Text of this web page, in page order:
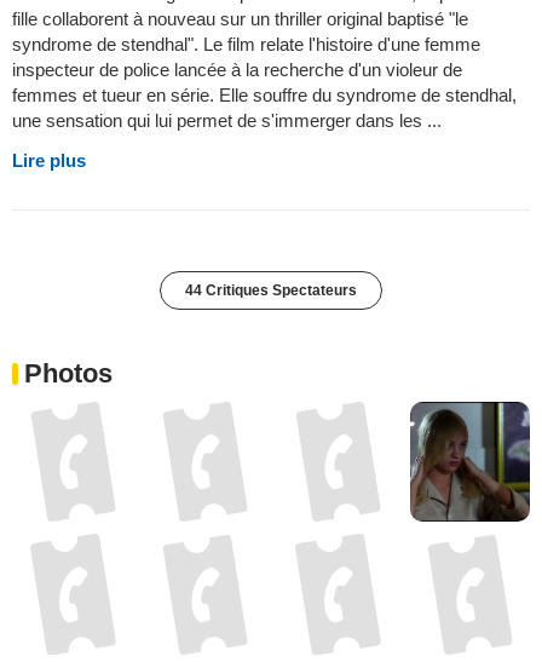
fille collaborent à nouveau sur un thriller original baptisé "le
syndrome de stendhal". Le film relate l'histoire d'une femme
inspecteur de police lancée à la recherche d'un violeur de
femmes et tueur en série. Elle souffre du syndrome de stendhal,
une sensation qui lui permet de s'immerger dans les ...
Lire plus
44 Critiques Spectateurs
Photos